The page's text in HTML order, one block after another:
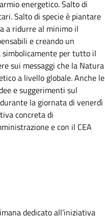
energetico. Salto di
Salto di specie è piantare
a ridurre al minimo il
e creando un
simbolicamente per tutto il
sui messaggi che la Natura
a livello globale. Anche le
e suggerimenti sul
la giornata di venerdì
concreta di
e con il CEA
dedicato all’iniziativa